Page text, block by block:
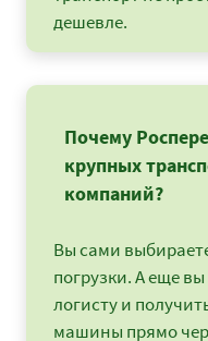
дешевле.
Почему
крупных
компаний?
Вы сами
погрузки. А еще
логисту и
машины прямо